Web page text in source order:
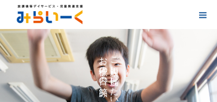
ご
に
け
た
い
お
の
の